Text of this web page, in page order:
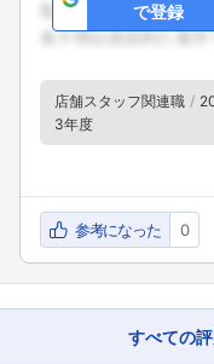
で登録
店舗スタッフ関連職
3年度
参考になった 0
すべての